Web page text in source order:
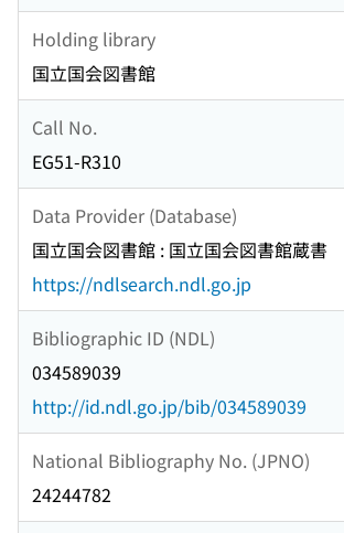
Holding library
国立国会図書館
Call No.
EG51-R310
Data Provider (Database)
国立国会図書館 : 国立国会図書館蔵書
https://ndlsearch.ndl.go.jp
Bibliographic ID (NDL)
034589039
http://id.ndl.go.jp/bib/034589039
National Bibliography No. (JPNO)
24244782